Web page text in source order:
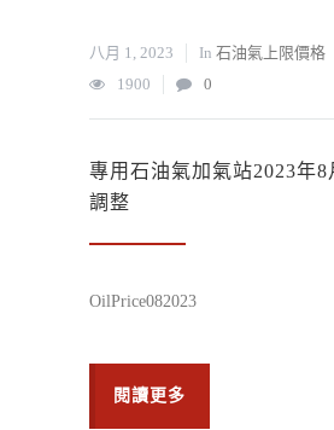
八月 1, 2023 In 石油氣上限價格
1900
0
專用石油氣加氣站2023年
調整
OilPrice082023
閱讀更多